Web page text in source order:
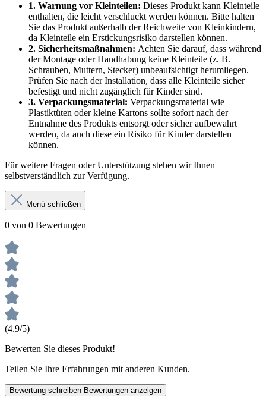
1. Warnung vor Kleinteilen: Dieses Produkt kann Kleinteile
enthalten, die leicht verschluckt werden können. Bitte halten
Sie das Produkt außerhalb der Reichweite von Kleinkindern,
da Kleinteile ein Erstickungsrisiko darstellen können.
2. Sicherheitsmaßnahmen: Achten Sie darauf, dass während
der Montage oder Handhabung keine Kleinteile (z. B.
Schrauben, Muttern, Stecker) unbeaufsichtigt herumliegen.
Prüfen Sie nach der Installation, dass alle Kleinteile sicher
befestigt und nicht zugänglich für Kinder sind.
3. Verpackungsmaterial: Verpackungsmaterial wie
Plastiktüten oder kleine Kartons sollte sofort nach der
Entnahme des Produkts entsorgt oder sicher aufbewahrt
werden, da auch diese ein Risiko für Kinder darstellen
können.
Für weitere Fragen oder Unterstützung stehen wir Ihnen
selbstverständlich zur Verfügung.
Menü schließen
0 von 0 Bewertungen
(4.9/5)
Bewerten Sie dieses Produkt!
Teilen Sie Ihre Erfahrungen mit anderen Kunden.
Bewertung schreiben Bewertungen anzeigen